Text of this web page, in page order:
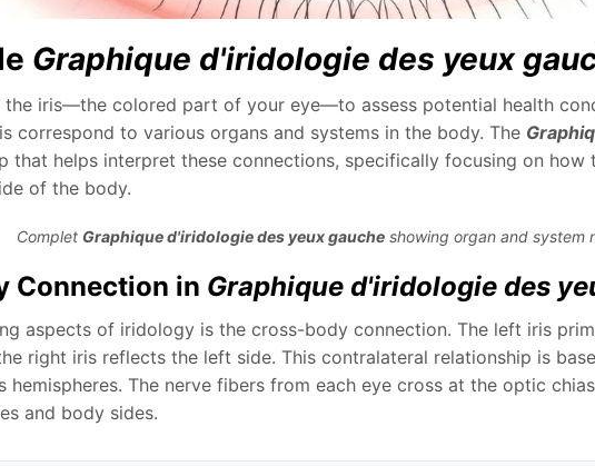
Graphique d'iridologie des yeux
iris—the colored part of your eye—to assess potential health
correspond to various organs and systems in the body. The
that helps interpret these connections, specifically focusing on
of the body.
Complet Graphique d'iridologie des yeux gauche showing organ and system
Connection in Graphique d'iridologie des
aspects of iridology is the cross-body connection. The left iris
right iris reflects the left side. This contralateral relationship is
hemispheres. The nerve fibers from each eye cross at the optic
and body sides.